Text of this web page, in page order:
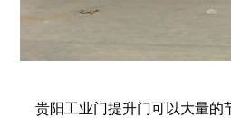
贵阳工业门提升门可以大量的